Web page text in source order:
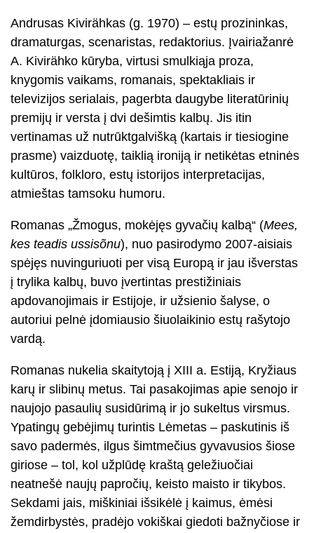
Andrusas Kivirähkas (g. 1970) – estų prozininkas,
dramaturgas, scenaristas, redaktorius. Įvairiažanrė
A. Kivirähko kūryba, virtusi smulkiąja proza,
knygomis vaikams, romanais, spektakliais ir
televizijos serialais, pagerbta daugybe literatūrinių
premijų ir versta į dvi dešimtis kalbų. Jis itin
vertinamas už nutrūktgalvišką (kartais ir tiesiogine
prasme) vaizduotę, taiklią ironiją ir netikėtas etninės
kultūros, folkloro, estų istorijos interpretacijas,
atmieštas tamsoku humoru.
Romanas „Žmogus, mokėjęs gyvačių kalbą“ (Mees,
kes teadis ussisõnu), nuo pasirodymo 2007-aisiais
spėjęs nuvinguriuoti per visą Europą ir jau išverstas
į trylika kalbų, buvo įvertintas prestižiniais
apdovanojimais ir Estijoje, ir užsienio šalyse, o
autoriui pelnė įdomiausio šiuolaikinio estų rašytojo
vardą.
Romanas nukelia skaitytoją į XIII a. Estiją, Kryžiaus
karų ir slibinų metus. Tai pasakojimas apie senojo ir
naujojo pasaulių susidūrimą ir jo sukeltus virsmus.
Ypatingų gebėjimų turintis Lėmetas – paskutinis iš
savo padermės, ilgus šimtmečius gyvavusios šiose
giriose – tol, kol užplūdę kraštą geležiuočiai
neatnešė naujų papročių, keisto maisto ir tikybos.
Sekdami jais, miškiniai išsikėlė į kaimus, ėmėsi
žemdirbystės, pradėjo vokiškai giedoti bažnyčiose ir